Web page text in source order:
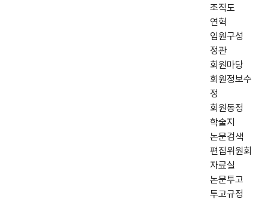
조직도
연혁
임원구성
정관
회원마당
회원정보수
정
회원동정
학술지
논문검색
편집위원회
자료실
논문투고
투고규정